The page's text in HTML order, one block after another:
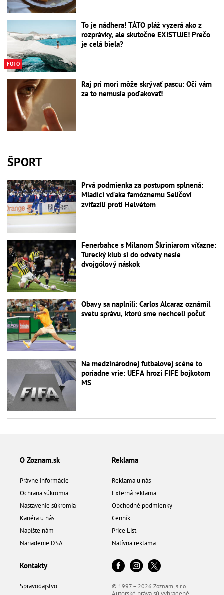
FOTO
To je nádhera! TÁTO pláž vyzerá ako z
rozprávky, ale skutočne EXISTUJE! Prečo
je celá biela?
Raj pri mori môže skrývať pascu: Oči vám
za to nemusia poďakovať!
ŠPORT
Prvá podmienka za postupom splnená:
Mladíci vďaka famóznemu Seličovi
zvíťazili proti Helvétom
Fenerbahce s Milanom Škriniarom víťazne:
Turecký klub si do odvety nesie
dvojgólový náskok
Obavy sa naplnili: Carlos Alcaraz oznámil
svetu správu, ktorú sme nechceli počuť
Na medzinárodnej futbalovej scéne to
poriadne vrie: UEFA hrozí FIFE bojkotom
MS
O Zoznam.sk
Právne informácie
Ochrana súkromia
Nastavenie súkromia
Kariéra u nás
Napíšte nám
Nariadenie DSA
Reklama
Reklama u nás
Externá reklama
Obchodné podmienky
Cenník
Price List
Natívna reklama
Kontakty
Spravodajstvo
© 1997 – 2026 Zoznam, s.r.o.